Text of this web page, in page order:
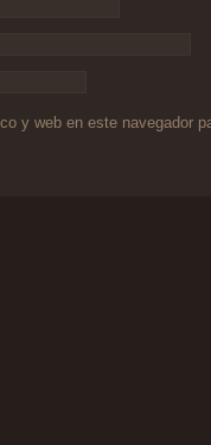
y web en este navegador